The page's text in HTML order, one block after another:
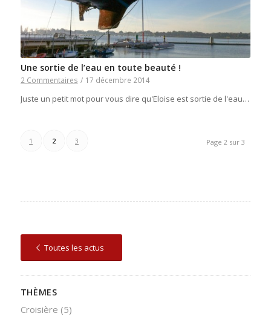
Une sortie de l’eau en toute beauté !
2 Commentaires / 17 décembre 2014
Juste un petit mot pour vous dire qu'Eloise est sortie de l'eau…
Page 2 sur 3
1 2 3
Toutes les actus
THÈMES
Croisière (5)